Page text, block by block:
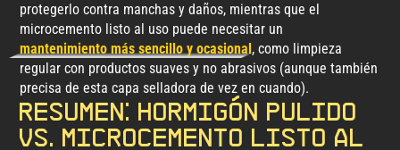
protegerlo contra manchas y daños, mientras que el
microcemento listo al uso puede necesitar un
mantenimiento más sencillo y ocasional , como limpieza
regular con productos suaves y no abrasivos (aunque también
precisa de esta capa selladora de vez en cuando).
Resumen: hormigón pulido
vs. microcemento listo al